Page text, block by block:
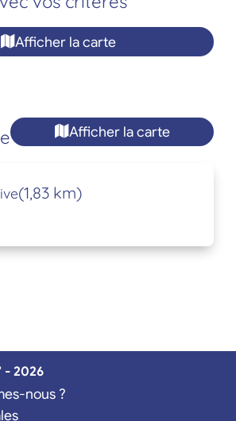
Afficher la carte
Afficher la carte
(1,83 km)
- 2026
nous ?